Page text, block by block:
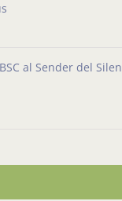
al Sender del